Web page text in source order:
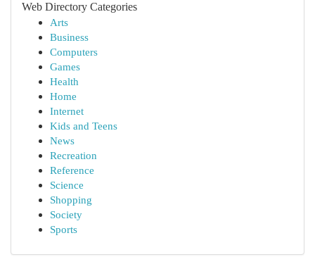
Web Directory Categories
Arts
Business
Computers
Games
Health
Home
Internet
Kids and Teens
News
Recreation
Reference
Science
Shopping
Society
Sports